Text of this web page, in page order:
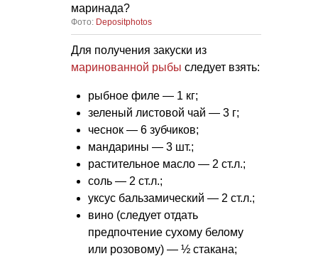
Фото: Depositphotos
Для получения закуски из
маринованной рыбы следует взять:
рыбное филе — 1 кг;
зеленый листовой чай — 3 г;
чеснок — 6 зубчиков;
мандарины — 3 шт.;
растительное масло — 2 ст.л.;
соль — 2 ст.л.;
уксус бальзамический — 2 ст.л.;
вино (следует отдать
предпочтение сухому белому
или розовому) — ½ стакана;